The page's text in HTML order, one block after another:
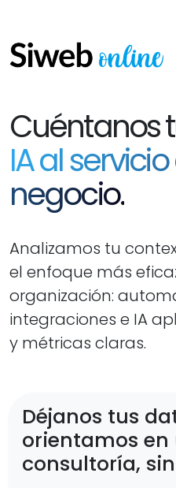
Cuéntanos
IA al
negocio.
Analizamos tu
el enfoque más
organización:
integraciones e IA
y métricas claras.
Déjanos tus
orientamos
consultoría,